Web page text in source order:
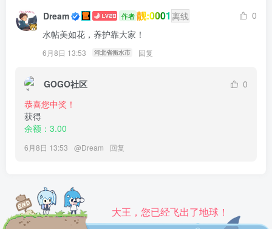
Dream 作者 靓:0001 离线
0
水帖美如花，养护靠大家！
6月8日 13:53 河北省衡水市 回复
GOGO社区
0
恭喜您中奖！
获得
余额：3.00
6月8日 13:53 @Dream 回复
大王，您已经飞出了地球！